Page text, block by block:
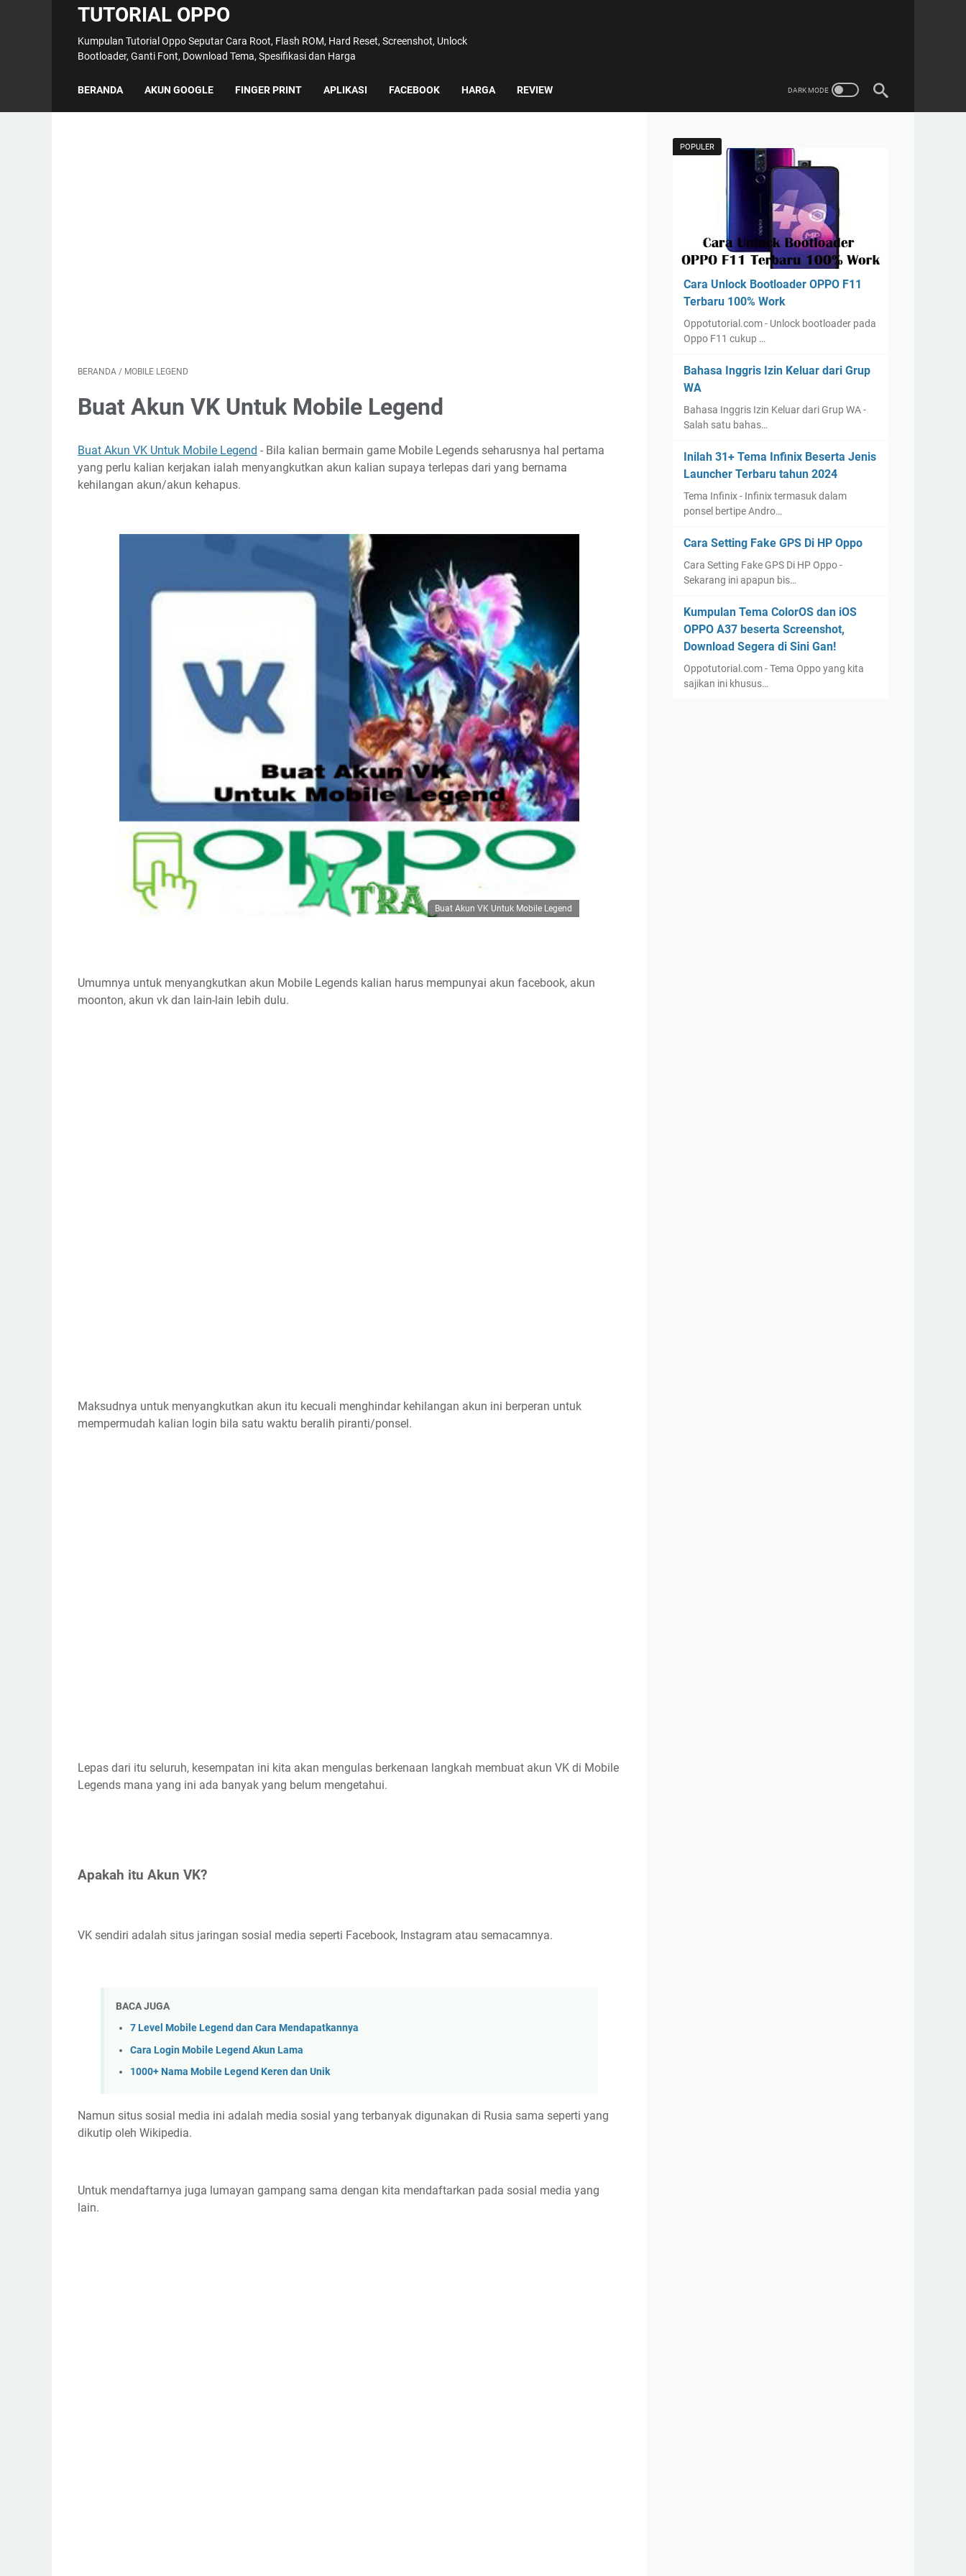
TUTORIAL OPPO
Kumpulan Tutorial Oppo Seputar Cara Root, Flash ROM, Hard Reset, Screenshot, Unlock
Bootloader, Ganti Font, Download Tema, Spesifikasi dan Harga
BERANDA AKUN GOOGLE FINGER PRINT APLIKASI FACEBOOK HARGA REVIEW
BERANDA / MOBILE LEGEND
Buat Akun VK Untuk Mobile Legend
Buat Akun VK Untuk Mobile Legend - Bila kalian bermain game Mobile Legends seharusnya hal pertama
yang perlu kalian kerjakan ialah menyangkutkan akun kalian supaya terlepas dari yang bernama
kehilangan akun/akun kehapus.
Buat Akun VK Untuk Mobile Legend
Umumnya untuk menyangkutkan akun Mobile Legends kalian harus mempunyai akun facebook, akun
moonton, akun vk dan lain-lain lebih dulu.
Maksudnya untuk menyangkutkan akun itu kecuali menghindar kehilangan akun ini berperan untuk
mempermudah kalian login bila satu waktu beralih piranti/ponsel.
Lepas dari itu seluruh, kesempatan ini kita akan mengulas berkenaan langkah membuat akun VK di Mobile
Legends mana yang ini ada banyak yang belum mengetahui.
Apakah itu Akun VK?
VK sendiri adalah situs jaringan sosial media seperti Facebook, Instagram atau semacamnya.
BACA JUGA
7 Level Mobile Legend dan Cara Mendapatkannya
Cara Login Mobile Legend Akun Lama
1000+ Nama Mobile Legend Keren dan Unik
Namun situs sosial media ini adalah media sosial yang terbanyak digunakan di Rusia sama seperti yang
dikutip oleh Wikipedia.
Untuk mendaftarnya juga lumayan gampang sama dengan kita mendaftarkan pada sosial media yang
lain.
POPULER
Cara Unlock Bootloader OPPO F11
Terbaru 100% Work
Oppotutorial.com - Unlock bootloader pada
Oppo F11 cukup …
Bahasa Inggris Izin Keluar dari Grup
WA
Bahasa Inggris Izin Keluar dari Grup WA -
Salah satu bahas…
Inilah 31+ Tema Infinix Beserta Jenis
Launcher Terbaru tahun 2024
Tema Infinix - Infinix termasuk dalam
ponsel bertipe Andro…
Cara Setting Fake GPS Di HP Oppo
Cara Setting Fake GPS Di HP Oppo -
Sekarang ini apapun bis…
Kumpulan Tema ColorOS dan iOS
OPPO A37 beserta Screenshot,
Download Segera di Sini Gan!
Oppotutorial.com - Tema Oppo yang kita
sajikan ini khusus…